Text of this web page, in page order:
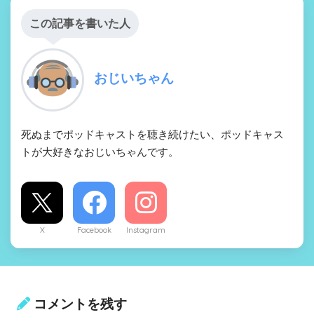
この記事を書いた人
おじいちゃん
死ぬまでポッドキャストを聴き続けたい、ポッドキャス
トが大好きなおじいちゃんです。
X Facebook Instagram
コメントを残す